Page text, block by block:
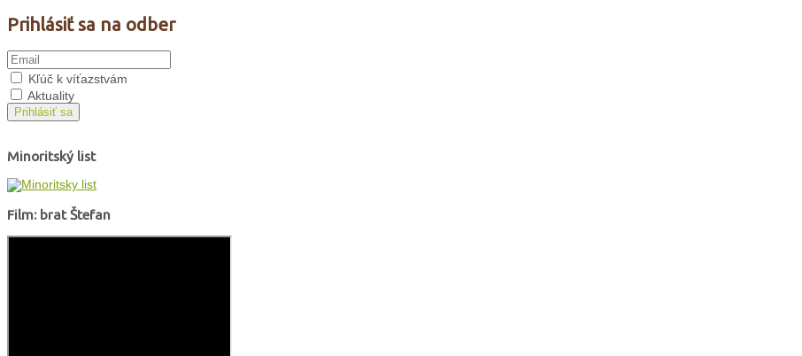
Prihlásiť sa na odber
Kľúč k víťazstvám
Aktuality
Prihlásiť sa
Minoritský list
Film: brat Štefan